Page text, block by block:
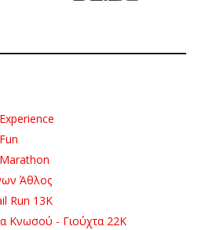
Άθλος
Run 13K
Κνωσού - Γιούχτα 22Κ